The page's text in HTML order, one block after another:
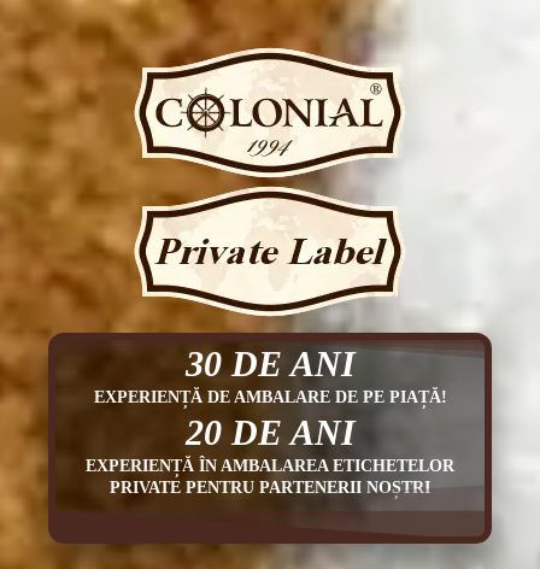
30 DE ANI
EXPERIENȚĂ DE AMBALARE DE PE PIAȚĂ!
20 DE ANI
EXPERIENȚĂ ÎN AMBALAREA ETICHETELOR
PRIVATE PENTRU PARTENERII NOȘTRI